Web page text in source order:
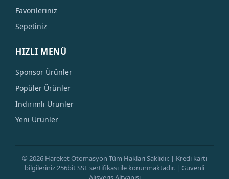
Favorileriniz
Sepetiniz
HIZLI MENÜ
Sponsor Ürünler
Popüler Ürünler
İndirimli Ürünler
Yeni Ürünler
© 2026 Hareket Otomasyon Tüm Hakları Saklıdır. | Kredi kartı
bilgileriniz 256bit SSL sertifikası ile korunmaktadır. | Güvenli